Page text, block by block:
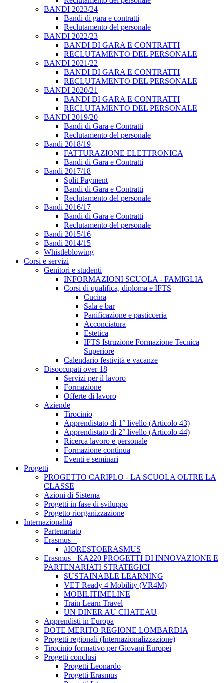
BANDI 2023/24
Bandi di gara e contratti
Reclutamento del personale
BANDI 2022/23
BANDI DI GARA E CONTRATTI
RECLUTAMENTO DEL PERSONALE
BANDI 2021/22
BANDI DI GARA E CONTRATTI
RECLUTAMENTO DEL PERSONALE
BANDI 2020/21
BANDI DI GARA E CONTRATTI
RECLUTAMENTO DEL PERSONALE
BANDI 2019/20
Bandi di Gara e Contratti
Reclutamento del personale
Bandi 2018/19
FATTURAZIONE ELETTRONICA
Bandi di Gara e Contratti
Bandi 2017/18
Split Payment
Bandi di Gara e Contratti
Reclutamento del personale
Bandi 2016/17
Bandi di Gara e Contratti
Reclutamento del personale
Bandi 2015/16
Bandi 2014/15
Whistleblowing
Corsi e servizi
Genitori e studenti
INFORMAZIONI SCUOLA - FAMIGLIA
Corsi di qualifica, diploma e IFTS
Cucina
Sala e bar
Panificazione e pasticceria
Acconciatura
Estetica
IFTS Istruzione Formazione Tecnica
Superiore
Calendario festività e vacanze
Disoccupati over 18
Servizi per il lavoro
Formazione
Offerte di lavoro
Aziende
Tirocinio
Apprendistato di 1° livello (Articolo 43)
Apprendistato di 2° livello (Articolo 44)
Ricerca lavoro e personale
Formazione continua
Eventi e seminari
Progetti
PROGETTO CARIPLO - LA SCUOLA OLTRE LA
CLASSE
Azioni di Sistema
Progetti in fase di sviluppo
Progetto riorganizzazione
Internazionalità
Partenariato
Erasmus +
#IORESTOERASMUS
Erasmus+ KA220 PROGETTI DI INNOVAZIONE E
PARTENARIATI STRATEGICI
SUSTAINABLE LEARNING
VET Ready 4 Mobility (VR4M)
MOBILITIMELINE
Train Learn Travel
UN DINER AU CHATEAU
Apprendisti in Europa
DOTE MERITO REGIONE LOMBARDIA
Progetti regionali (Internazionalizzazione)
Tirocinio formativo per Giovani Europei
Progetti conclusi
Progetti Leonardo
Progetti Erasmus